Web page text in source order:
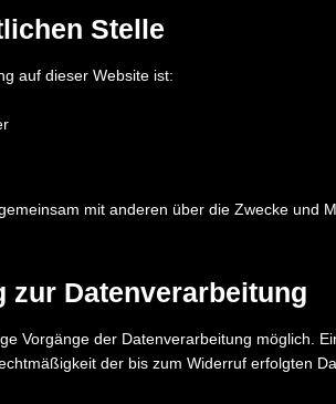
Stelle
auf dieser Website ist:
mit anderen über die Zwecke
Datenverarbeitung
Vorgänge der Datenverarbeitung möglich.
der bis zum Widerruf erfolgten